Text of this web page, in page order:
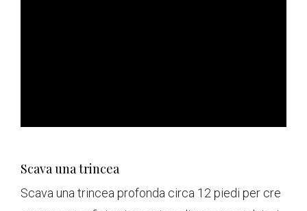
Scava una trincea
Scava una trincea profonda circa 12 piedi per cre